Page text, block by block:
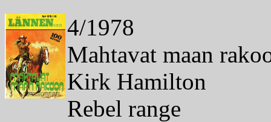
4/1978
Mahtavat maan
Kirk Hamilton
Rebel range